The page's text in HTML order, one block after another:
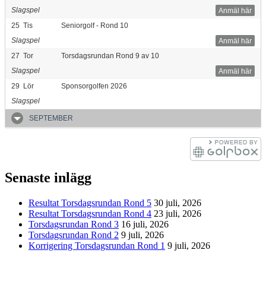
Anmäl här
Slagspel
25 Tis
Seniorgolf - Rond 10
Anmäl här
Slagspel
27 Tor
Torsdagsrundan Rond 9 av 10
Anmäl här
Slagspel
29 Lör
Sponsorgolfen 2026
Slagspel
SEPTEMBER
Senaste inlägg
Resultat Torsdagsrundan Rond 5 30 juli, 2026
Resultat Torsdagsrundan Rond 4 23 juli, 2026
Torsdagsrundan Rond 3 16 juli, 2026
Torsdagsrundan Rond 2 9 juli, 2026
Korrigering Torsdagsrundan Rond 1 9 juli, 2026